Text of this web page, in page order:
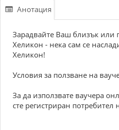
Анотация
Зарадвайте Ваш близък или
Хеликон - нека сам се
Хеликон!
Условия за ползване на
За да използвате ваучера
сте регистриран потребител